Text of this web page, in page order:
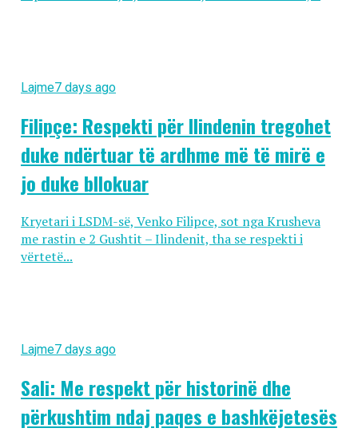
Lajme7 days ago
Filipçe: Respekti për Ilindenin tregohet
duke ndërtuar të ardhme më të mirë e
jo duke bllokuar
Kryetari i LSDM-së, Venko Filipce, sot nga Krusheva
me rastin e 2 Gushtit – Ilindenit, tha se respekti i
vërtetë...
Lajme7 days ago
Sali: Me respekt për historinë dhe
përkushtim ndaj paqes e bashkëjetesës